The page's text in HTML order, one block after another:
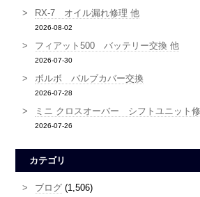
RX-7 オイル漏れ修理 他
2026-08-02
フィアット500 バッテリー交換 他
2026-07-30
ボルボ バルブカバー交換
2026-07-28
ミニ クロスオーバー シフトユニット
2026-07-26
カテゴリ
ブログ (1,506)